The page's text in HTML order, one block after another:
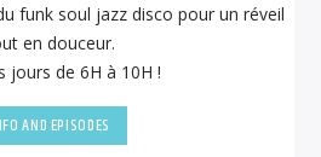
funk soul jazz disco pour un réveil
en douceur.
jours de 6H à 10H !
AND EPISODES